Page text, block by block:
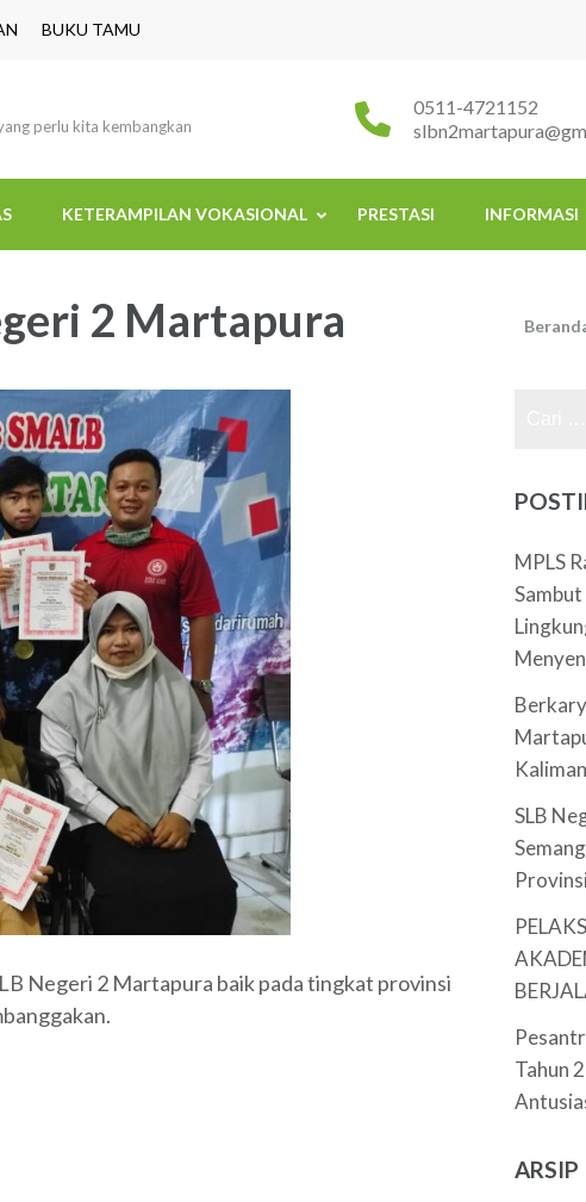
BUKU TAMU
perlu kita kembangkan
0511-4721152
KETERAMPILAN VOKASIONAL PRESTASI INFORMASI
2 Martapura
Negeri 2 Martapura baik pada tingkat provinsi
MPLS
SLB
Tahun
ARSIP